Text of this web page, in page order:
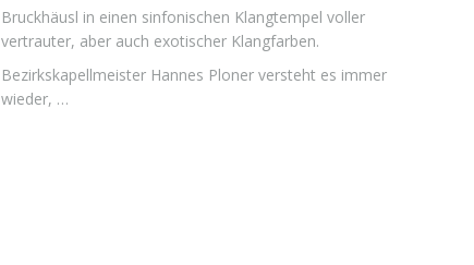
Bruckhäusl in einen sinfonischen Klangtempel voller
vertrauter, aber auch exotischer Klangfarben.
Bezirkskapellmeister Hannes Ploner versteht es immer
wieder, …